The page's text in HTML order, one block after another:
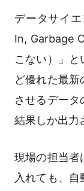
データサイ
In, Garbage
こない）」と
ど優れた最
させるデー
結果しか出力
現場の担当者
入れても、